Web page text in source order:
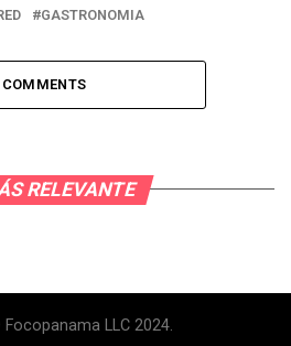
GASTRONOMIA
COMMENTS
RELEVANTE
LLC 2024.